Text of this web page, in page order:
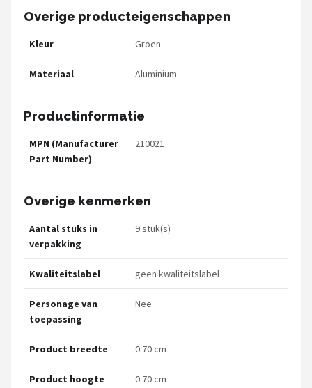
Overige producteigenschappen
Kleur Groen
Materiaal Aluminium
Productinformatie
MPN (Manufacturer
Part Number)
210021
Overige kenmerken
Aantal stuks in
verpakking
9 stuk(s)
Kwaliteitslabel geen kwaliteitslabel
Personage van
toepassing
Nee
Product breedte 0.70 cm
Product hoogte 0.70 cm